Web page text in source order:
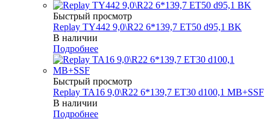
Быстрый просмотр
Replay TY442 9,0\R22 6*139,7 ET50 d95,1 BK
В наличии
Подробнее
Быстрый просмотр
Replay TA16 9,0\R22 6*139,7 ET30 d100,1 MB+SSF
В наличии
Подробнее